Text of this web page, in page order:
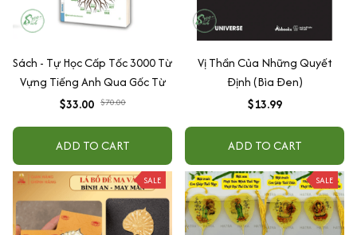
Sách - Tự Học Cấp Tốc 3000 Từ
Vựng Tiếng Anh Qua Gốc Từ
$33.00 $70.00
ADD TO CART
Vị Thần Của Những Quyết
Định (Bìa Đen)
$13.99
ADD TO CART
SALE SALE